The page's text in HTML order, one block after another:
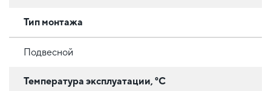
Тип монтажа
Подвесной
Температура эксплуатации, °C